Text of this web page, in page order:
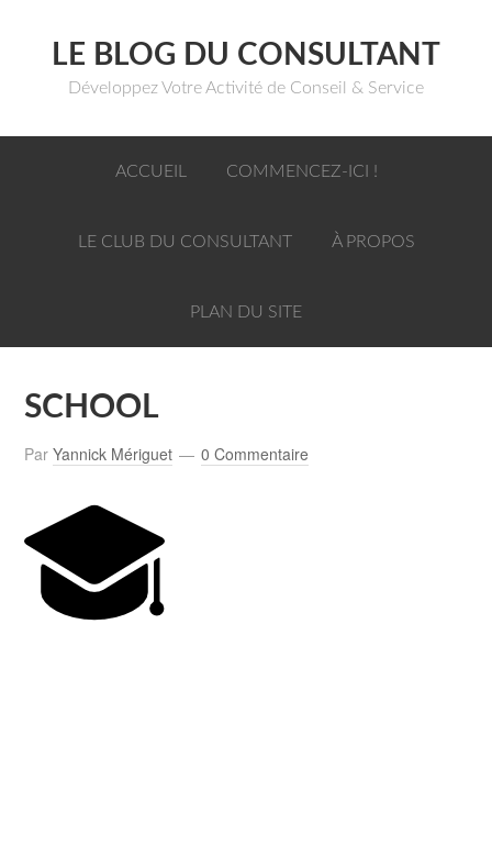
LE BLOG DU CONSULTANT
Développez Votre Activité de Conseil & Service
ACCUEIL COMMENCEZ-ICI !
LE CLUB DU CONSULTANT À PROPOS
PLAN DU SITE
SCHOOL
ParYannick Mériguet 0 Commentaire